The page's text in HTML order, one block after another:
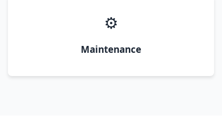
⚙️
Maintenance